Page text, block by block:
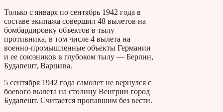
Только с января по сентябрь 1942 года в
составе экипажа совершил 48 вылетов на
бомбардировку объектов в тылу
противника, в том числе 4 вылета на
военно-промышленные объекты Германии
и ее союзников в глубоком тылу — Берлин,
Будапешт, Варшава.
5 сентября 1942 года самолет не вернулся с
боевого вылета на столицу Венгрии город
Будапешт. Считается пропавшим без вести.